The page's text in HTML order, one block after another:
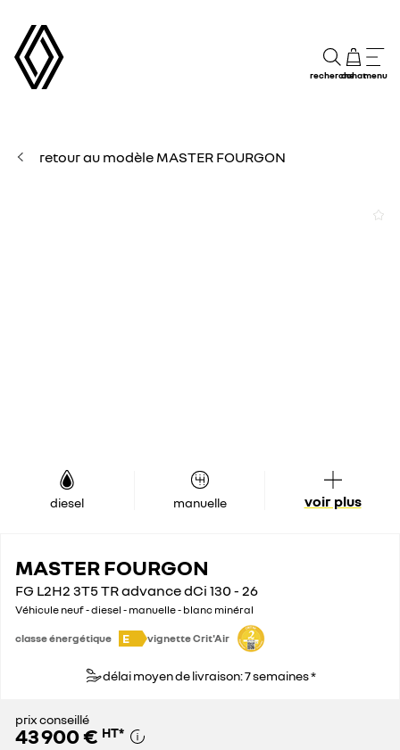
rechercheachatmenu
retour au modèle MASTER FOURGON
diesel manuelle voir plus
MASTER FOURGON
FG L2H2 3T5 TR advance dCi 130 - 26
Véhicule neuf - diesel - manuelle - blanc minéral
classe énergétique E vignette Crit'Air
délai moyen de livraison: 7 semaines *
prix conseillé
43 900 € HT*